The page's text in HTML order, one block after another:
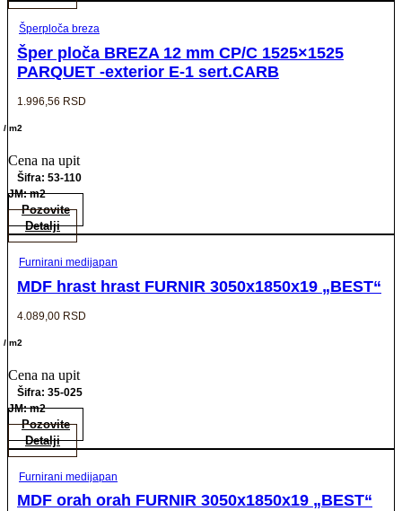
Šperploča breza
Šper ploča BREZA 12 mm CP/C 1525×1525
PARQUET -exterior E-1 sert.CARB
1.996,56 RSD
/ m2
Cena na upit
Šifra: 53-110
JM: m2
Pozovite
Detalji
Furnirani medijapan
MDF hrast hrast FURNIR 3050x1850x19 „BEST“
4.089,00 RSD
/ m2
Cena na upit
Šifra: 35-025
JM: m2
Pozovite
Detalji
Furnirani medijapan
MDF orah orah FURNIR 3050x1850x19 „BEST“